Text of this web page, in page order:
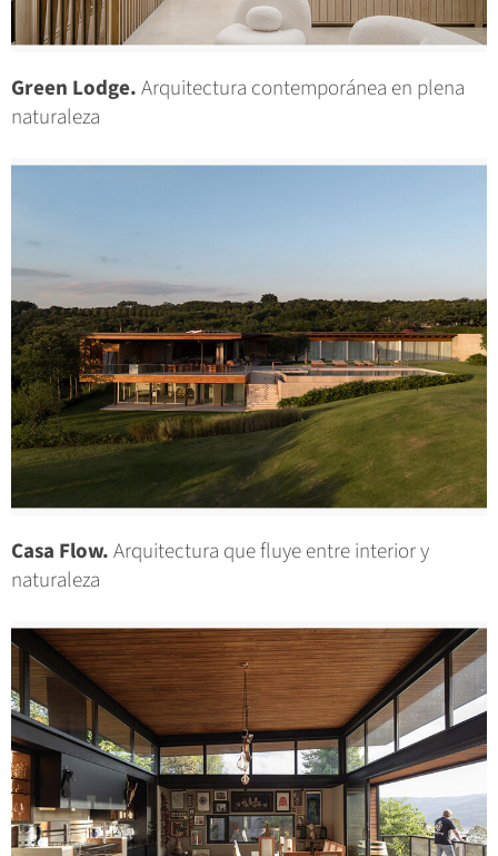
Green Lodge.Arquitectura contemporánea en plena
naturaleza
Casa Flow.Arquitectura que fluye entre interior y
naturaleza